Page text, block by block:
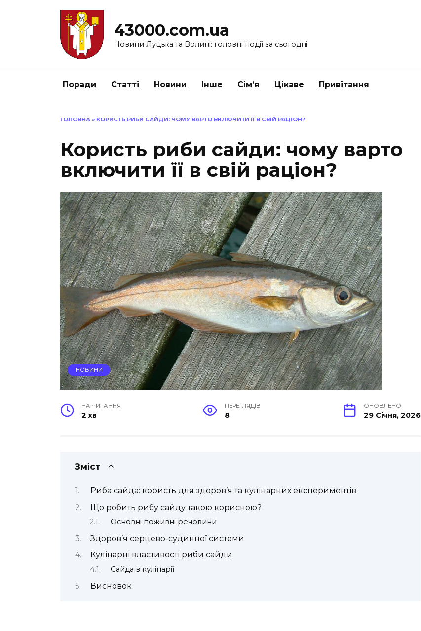
43000.com.ua
Новини Луцька та Волині: головні події за сьогодні
Поради Статті Новини Інше Сім’я Цікаве Привітання
ГОЛОВНА » КОРИСТЬ РИБИ САЙДИ: ЧОМУ ВАРТО ВКЛЮЧИТИ ЇЇ В СВІЙ РАЦІОН?
Користь риби сайди: чому варто
включити її в свій раціон?
НОВИНИ
НА ЧИТАННЯ
2 хв
ПЕРЕГЛЯДІВ
8
ОНОВЛЕНО
29 Січня, 2026
Зміст
Риба сайда: користь для здоров’я та кулінарних експериментів
Що робить рибу сайду такою корисною?
Основні поживні речовини
Здоров’я серцево-судинної системи
Кулінарні властивості риби сайди
Сайда в кулінарії
Висновок